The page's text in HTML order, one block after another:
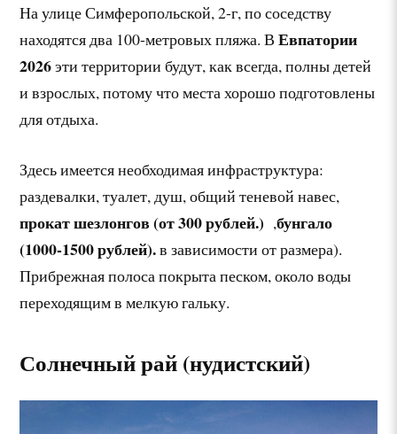
На улице Симферопольской, 2-г, по соседству
находятся два 100-метровых пляжа. ВЕвпатории
2026эти территории будут, как всегда, полны детей
и взрослых, потому что места хорошо подготовлены
для отдыха.
Здесь имеется необходимая инфраструктура:
раздевалки, туалет, душ, общий теневой навес,
прокат шезлонгов (от 300 рублей.) ,бунгало
(1000-1500 рублей).в зависимости от размера).
Прибрежная полоса покрыта песком, около воды
переходящим в мелкую гальку.
Солнечный рай (нудистский)